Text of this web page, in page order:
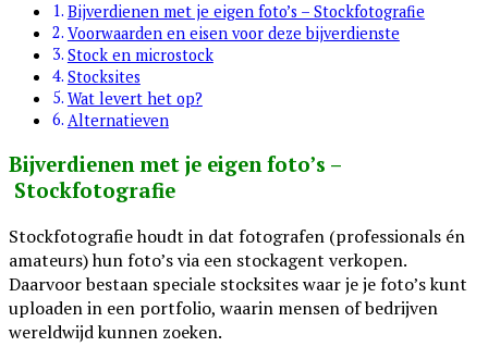
Bijverdienen met je eigen foto’s – Stockfotografie
Voorwaarden en eisen voor deze bijverdienste
Stock en microstock
Stocksites
Wat levert het op?
Alternatieven
Bijverdienen met je eigen foto’s –
Stockfotografie
Stockfotografie houdt in dat fotografen (professionals én
amateurs) hun foto’s via een stockagent verkopen.
Daarvoor bestaan speciale stocksites waar je je foto’s kunt
uploaden in een portfolio, waarin mensen of bedrijven
wereldwijd kunnen zoeken.